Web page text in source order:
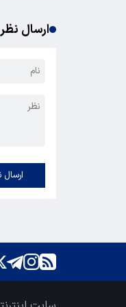
ارسال نظر
ارسال